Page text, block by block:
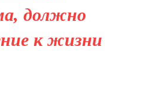
должно
к жизни